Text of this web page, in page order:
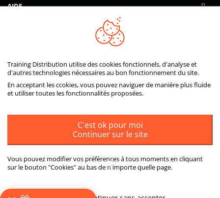
Training Distribution utilise des cookies fonctionnels, d'analyse et
d'autres technologies nécessaires au bon fonctionnement du site.
En acceptant les ccokies, vous pouvez naviguer de manière plus fluide
et utiliser toutes les fonctionnalités proposées.
C'est ok pour moi
Continuer sur le site
Vous pouvez modifier vos préférences à tous moments en cliquant
sur le bouton "Cookies" au bas de n'importe quelle page.
AIDE